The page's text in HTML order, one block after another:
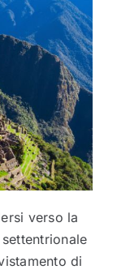
verso la
di